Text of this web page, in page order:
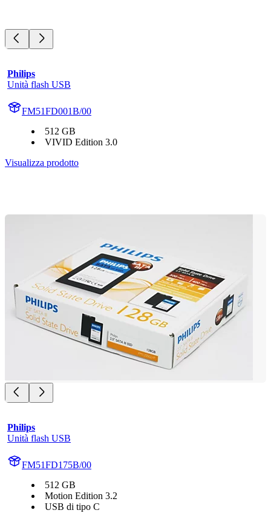
Philips
Unità flash USB
FM51FD001B/00
512 GB
VIVID Edition 3.0
Visualizza prodotto
Philips
Unità flash USB
FM51FD175B/00
512 GB
Motion Edition 3.2
USB di tipo C